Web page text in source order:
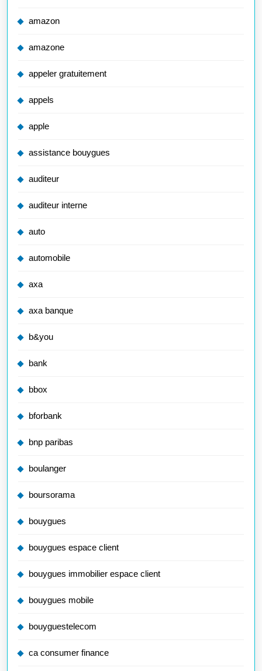
amazon
amazone
appeler gratuitement
appels
apple
assistance bouygues
auditeur
auditeur interne
auto
automobile
axa
axa banque
b&you
bank
bbox
bforbank
bnp paribas
boulanger
boursorama
bouygues
bouygues espace client
bouygues immobilier espace client
bouygues mobile
bouyguestelecom
ca consumer finance